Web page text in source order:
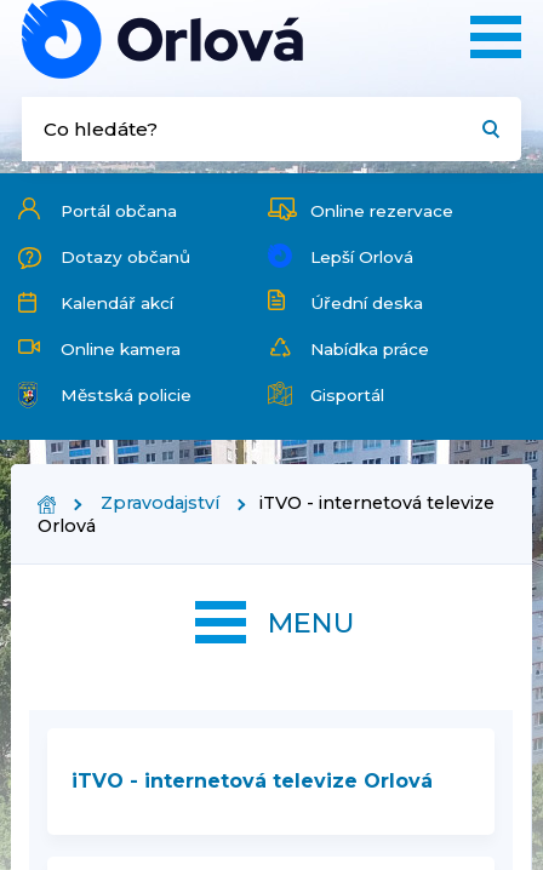
Portál občana Online rezervace
Dotazy občanů Lepší Orlová
Kalendář akcí Úřední deska
Online kamera Nabídka práce
Městská policie Gisportál
Zpravodajství
iTVO - internetová televize
Orlová
iTVO - internetová televize Orlová
MENU